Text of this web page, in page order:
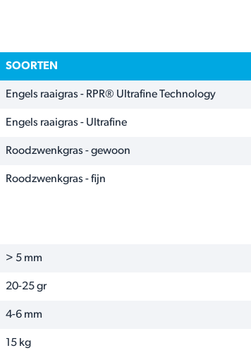
SOORTEN
Engels raaigras - RPR® Ultrafine Technology
Engels raaigras - Ultrafine
Roodzwenkgras - gewoon
Roodzwenkgras - fijn
> 5 mm
20-25 gr
4-6 mm
15 kg